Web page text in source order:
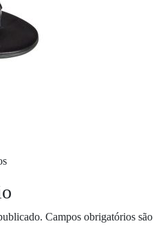
Campos obrigatórios são